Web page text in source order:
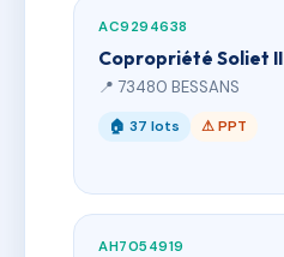
AC9294638
Copropriété Soliet II
📍 73480 BESSANS
🏠 37 lots ⚠ PPT
AH7054919